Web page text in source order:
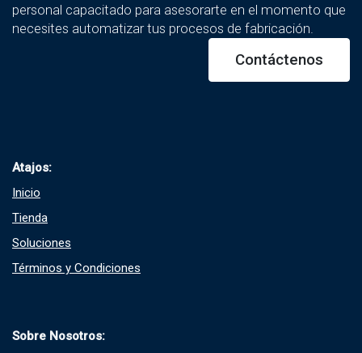
personal capacitado para asesorarte en el momento que
necesites automatizar tus procesos de fabricación.
Contáctenos
Atajos:
Inicio
Tienda
Soluciones​
Términos y Condiciones​
Sobre Nosotros: